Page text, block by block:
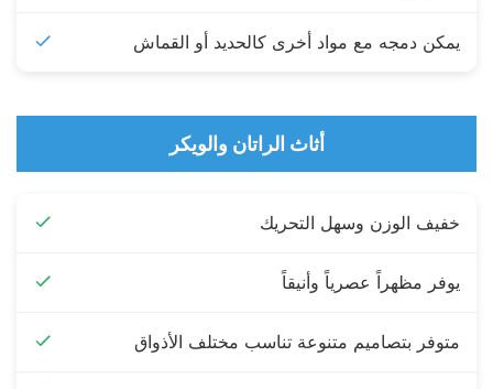
يمكن دمجه مع مواد أخرى كالحديد أو القماش
أثاث الراتان والويكر
خفيف الوزن وسهل التحريك
يوفر مظهراً عصرياً وأنيقاً
متوفر بتصاميم متنوعة تناسب مختلف الأذواق